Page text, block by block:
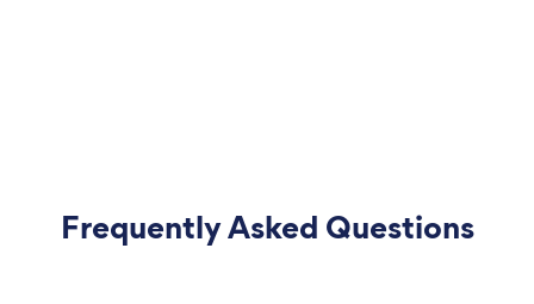
Frequently Asked Questions